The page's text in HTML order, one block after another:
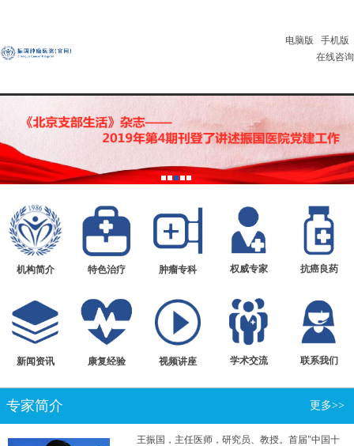
电脑版
手机版
在线咨询
机构简介 特色治疗 肿瘤专科 权威专家 抗癌良药
新闻资讯 康复经验 视频讲座 学术交流 联系我们
专家简介 更多>>
王振国，主任医师，研究员、教授。首届"中国十